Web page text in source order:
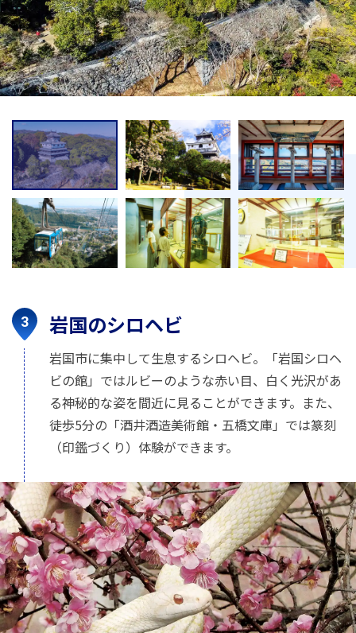
岩国のシロヘビ
岩国市に集中して生息するシロヘビ。「岩国シロヘ
ビの館」ではルビーのような赤い目、白く光沢があ
る神秘的な姿を間近に見ることができます。また、
徒歩5分の「酒井酒造美術館・五橋文庫」では篆刻
（印鑑づくり）体験ができます。